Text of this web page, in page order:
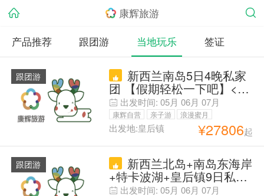
康辉旅游
产品推荐
跟团游 当地玩乐 签证
跟团游 新西兰南岛5日4晚私家
团 【假期轻松一下吧】<3
人行 每人省3K> 射击体验
+喷射快艇+特卡波观星+库
克山步道徒步+皇后镇天空
缆车&三圈滑板车Luge+孤
独的树*瓦纳卡+格林诺奇
【住】：4/酒店
出发时间: 05月 06月 07月
康辉自营 亲子游
浪漫蜜月
父母安心游
出发地:皇后镇 ¥27806起
跟团游 新西兰北岛+南岛东海岸
+特卡波湖+皇后镇9日私家
团 【南半球秋意浓 澳新赏
出发时间: 05月 06月 07月